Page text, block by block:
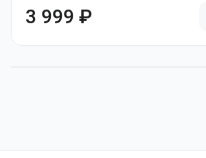
3 999 ₽